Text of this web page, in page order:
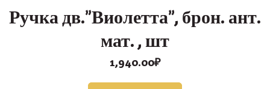
Ручка дв.”Виолетта”, брон. ант.
мат. , шт
1,940.00₽